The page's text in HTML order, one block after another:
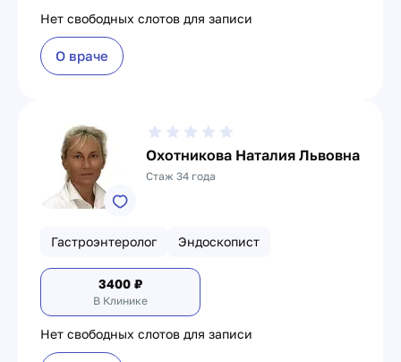
Нет свободных слотов для записи
О враче
Охотникова Наталия Львовна
Стаж 34 года
Гастроэнтеролог Эндоскопист
3400 ₽
В Клинике
Нет свободных слотов для записи